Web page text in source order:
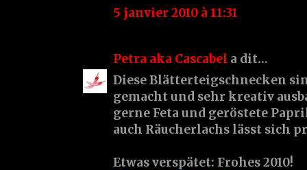
5 janvier 2010 à 11:31
Petra aka Cascabel a dit…
Diese Blätterteigschnecken
gemacht und sehr kreativ
gerne Feta und geröstete
auch Räucherlachs lässt sich
Etwas verspätet: Frohes 2010!